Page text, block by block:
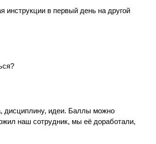
инструкции в первый день на другой
дисциплину, идеи. Баллы можно
наш сотрудник, мы её доработали,